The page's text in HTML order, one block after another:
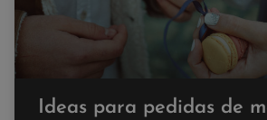
Ideas para pedidas de